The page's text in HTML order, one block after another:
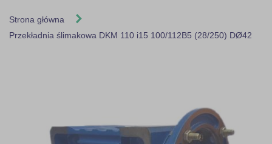
Strona główna
Przekładnia ślimakowa DKM 110 i15 100/112B5 (28/250) DØ42